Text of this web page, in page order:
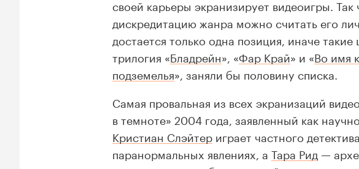
своей карьеры экранизирует видеоигры. Так
дискредитацию жанра можно считать его
достается только одна позиция, иначе
трилогия «Бладрейн», «Фар Край» и «Во имя
подземелья», заняли бы половину списка.
Самая провальная из всех экранизаций
в темноте» 2004 года, заявленный как
Кристиан Слэйтер играет частного
паранормальных явлениях, а Тара Рид —